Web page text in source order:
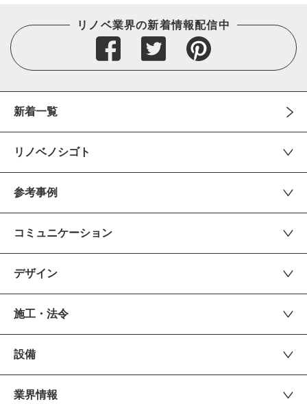
リノベ業界の新着情報配信中
新着一覧
リノベノシゴト
参考事例
コミュニケーション
デザイン
施工・法令
設備
業界情報